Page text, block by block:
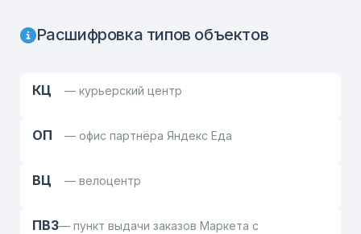
Расшифровка типов объектов
КЦ — курьерский центр
ОП — офис партнёра Яндекс Еда
ВЦ — велоцентр
ПВЗ— пункт выдачи заказов Маркета с